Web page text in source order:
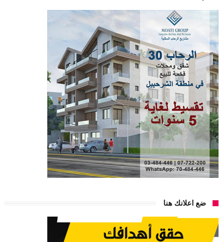
ضع اعلانك هنا